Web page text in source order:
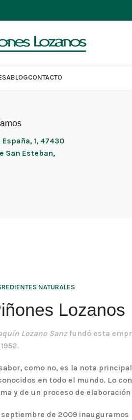
BLOGCONTACTO
1, 47430
San Esteban,
NATURALES
Lozanos
Lozano Sanzfundó esta
como no, es la nota
en todo el mundo. Lo
y de un proceso de
septiembre de 2009